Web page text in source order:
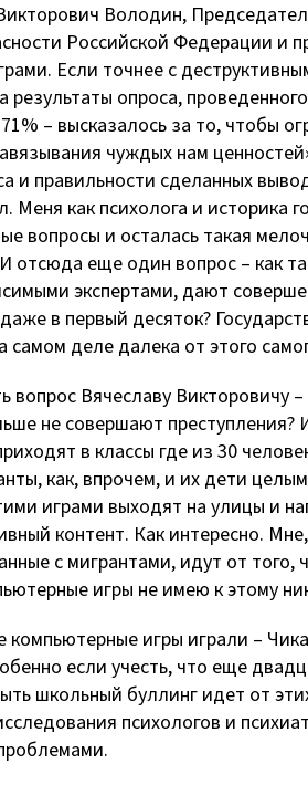
Володин,
Российской Федерации и
Если точнее с
результаты опроса,
– высказалось за то, чтобы
чуждых нам
и правильности сделанных
Меня как психолога и историка
вопросы и осталась такая
отсюда еще один вопрос – как
экспертами, дают
в первый десяток?
самом деле далека от этого
вопрос Вячеславу Викторовичу
не совершают
в классы где из 30
как, впрочем, и их дети
играми выходят на улицы и
контент. Как интересно.
с мигрантами, идут от того,
игры не имею к этому
компьютерные игры играли –
если учесть, что еще
школьный буллинг идет от
психологов и